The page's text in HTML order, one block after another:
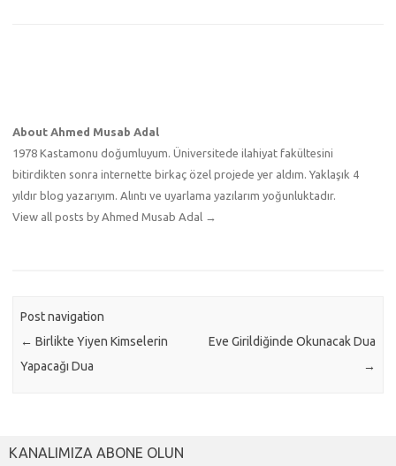
About Ahmed Musab Adal
1978 Kastamonu doğumluyum. Üniversitede ilahiyat fakültesini
bitirdikten sonra internette birkaç özel projede yer aldım. Yaklaşık 4
yıldır blog yazarıyım. Alıntı ve uyarlama yazılarım yoğunluktadır.
View all posts by Ahmed Musab Adal →
Post navigation
← Birlikte Yiyen Kimselerin
Yapacağı Dua
Eve Girildiğinde Okunacak Dua
→
KANALIMIZA ABONE OLUN